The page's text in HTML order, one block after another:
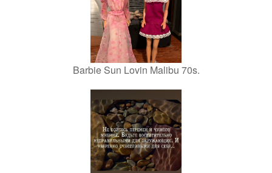
Barbie Sun Lovin Malibu 70s.